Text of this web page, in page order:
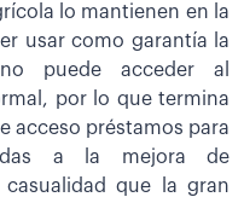
lo mantienen en la
usar como garantía la
puede acceder al
por lo que termina
acceso préstamos para
a la mejora de
que la gran